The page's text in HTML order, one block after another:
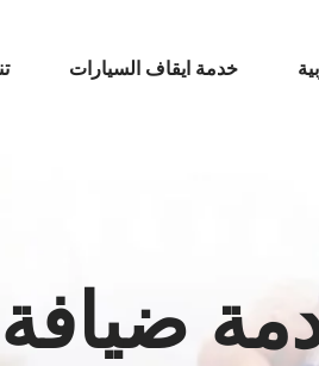
خدمة ايقاف السيارات